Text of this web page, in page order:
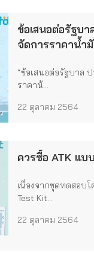
ข้อเสนอต่อรัฐบา
จัดการราคาน้ำ
“ข้อเสนอต่อรัฐบาล
ราคาน้...
22 ตุลาคม 2564
ควรซื้อ ATK แบ
เนื่องจากชุดทดสอบโ
Test Kit...
22 ตุลาคม 2564